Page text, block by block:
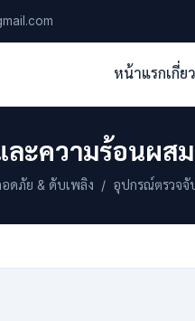
หน้าแรกเกี่ย
ะความร้อนผ
ดภัย & ดับเพลิง / อุปกรณ์ตรวจจั